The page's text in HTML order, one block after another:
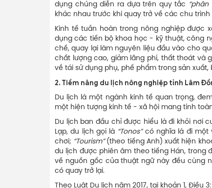
dụng chúng diễn ra dựa trên quy tắc “phân
khác nhau trước khi quay trở về các chu trình
Kinh tế tuần hoàn trong nông nghiệp được
dụng các tiến bộ khoa học - kỹ thuật, công
chế, quay lại làm nguyên liệu đầu vào cho
chất lượng cao, giảm lãng phí, thất thoát và
về tái sử dụng phụ, phế phẩm trong sản xuất,
2.Tiềm năng du lịch nông nghiệp tỉnh Lâm
Du lịch là một ngành kinh tế quan trọng,
một hiện tượng kinh tế - xã hội mang tính
Du lịch ban đầu chỉ được hiểu là đi khỏi nơi
Lạp, du lịch gọi là “Tonos”có nghĩa là đi một
chơi; “Tourism”(theo tiếng Anh) xuất hiện
du lịch được phiên âm theo tiếng Hán, trong
về nguồn gốc của thuật ngữ này đều cùng
có quay trở lại.
Theo Luật Du lịch năm 2017, tại khoản 1, Điều 3: